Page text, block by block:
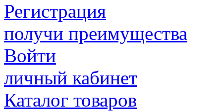
Регистрация
получи преимущества
Войти
личный кабинет
Каталог товаров